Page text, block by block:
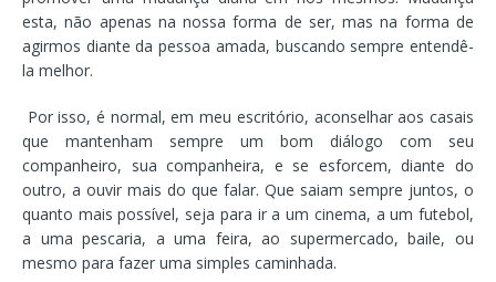
esta, não apenas na nossa forma de ser, mas na forma de
agirmos diante da pessoa amada, buscando sempre entendê-
la melhor.
Por isso, é normal, em meu escritório, aconselhar aos casais
que mantenham sempre um bom diálogo com seu
companheiro, sua companheira, e se esforcem, diante do
outro, a ouvir mais do que falar. Que saiam sempre juntos, o
quanto mais possível, seja para ir a um cinema, a um futebol,
a uma pescaria, a uma feira, ao supermercado, baile, ou
mesmo para fazer uma simples caminhada.